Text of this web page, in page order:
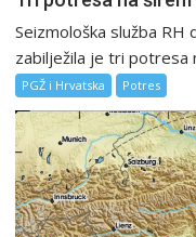
Seizmološka služba RH
zabilježila je tri potresa
PGŽ i Hrvatska Potres